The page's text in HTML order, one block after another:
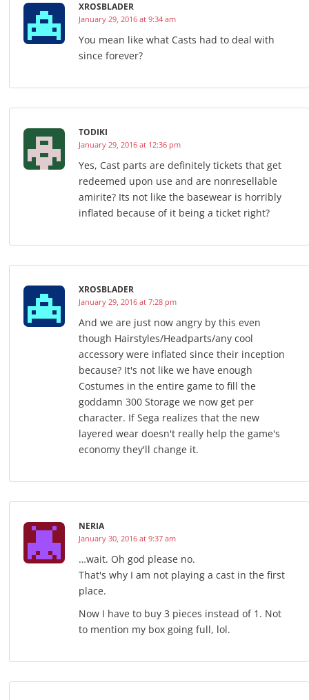
XROSBLADER
January 29, 2016 at 9:34 am
You mean like what Casts had to deal with
since forever?
TODIKI
January 29, 2016 at 12:36 pm
Yes, Cast parts are definitely tickets that get
redeemed upon use and are nonresellable
amirite? Its not like the basewear is horribly
inflated because of it being a ticket right?
XROSBLADER
January 29, 2016 at 7:28 pm
And we are just now angry by this even
though Hairstyles/Headparts/any cool
accessory were inflated since their inception
because? It's not like we have enough
Costumes in the entire game to fill the
goddamn 300 Storage we now get per
character. If Sega realizes that the new
layered wear doesn't really help the game's
economy they'll change it.
NERIA
January 30, 2016 at 9:37 am
…wait. Oh god please no.
That's why I am not playing a cast in the first
place.
Now I have to buy 3 pieces instead of 1. Not
to mention my box going full, lol.